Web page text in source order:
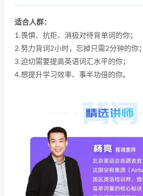
适合人群：
1.畏惧、抗拒、消极对待背单词的你；
2.努力背词2小时，忘掉只需2分钟的你；
3.迫切需要提高英语词汇水平的你；
4.想提升学习效率、事半功倍的你。